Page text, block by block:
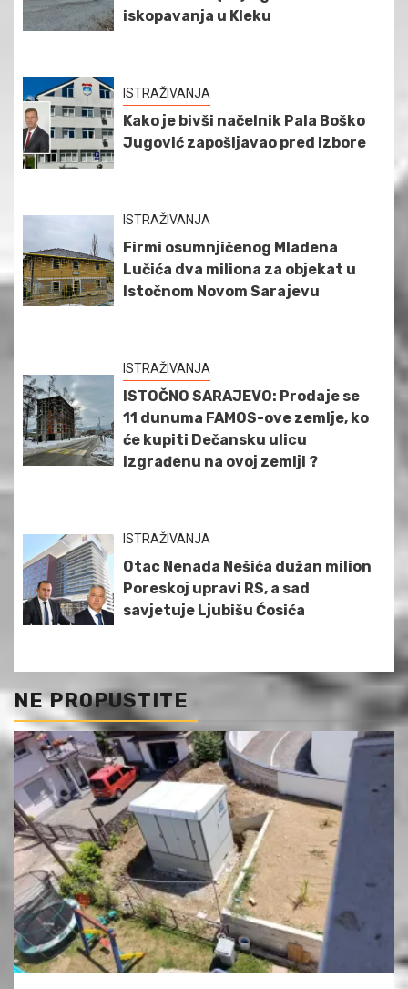
iskopavanja u Kleku
ISTRAŽIVANJA
Kako je bivši načelnik Pala Boško
Jugović zapošljavao pred izbore
ISTRAŽIVANJA
Firmi osumnjičenog Mladena
Lučića dva miliona za objekat u
Istočnom Novom Sarajevu
ISTRAŽIVANJA
ISTOČNO SARAJEVO: Prodaje se
11 dunuma FAMOS-ove zemlje, ko
će kupiti Dečansku ulicu
izgrađenu na ovoj zemlji ?
ISTRAŽIVANJA
Otac Nenada Nešića dužan milion
Poreskoj upravi RS, a sad
savjetuje Ljubišu Ćosića
NE PROPUSTITE